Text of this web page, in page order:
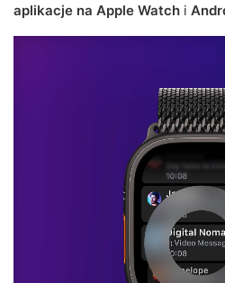
aplikacje na Apple Watch i